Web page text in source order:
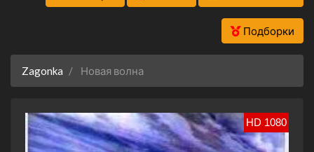
Подборки
Zagonka Новая волна
HD 1080